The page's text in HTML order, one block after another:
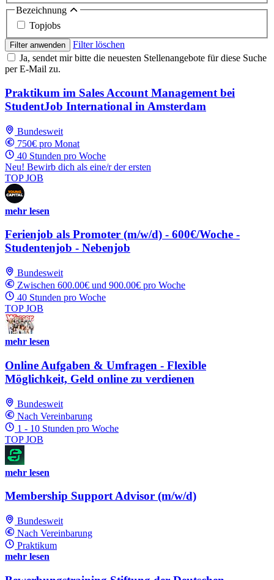
Bezeichnung
Topjobs
Filter anwenden
Filter löschen
Ja, sendet mir bitte die neuesten Stellenangebote für diese Suche
per E-Mail zu.
Praktikum im Sales Account Management bei
StudentJob International in Amsterdam
Bundesweit
750€ pro Monat
40 Stunden pro Woche
Neu! Bewirb dich als eine/r der ersten
TOP JOB
mehr lesen
Ferienjob als Promoter (m/w/d) - 600€/Woche -
Studentenjob - Nebenjob
Bundesweit
Zwischen 600.00€ und 900.00€ pro Woche
40 Stunden pro Woche
TOP JOB
mehr lesen
Online Aufgaben & Umfragen - Flexible
Möglichkeit, Geld online zu verdienen
Bundesweit
Nach Vereinbarung
1 - 10 Stunden pro Woche
TOP JOB
mehr lesen
Membership Support Advisor (m/w/d)
Bundesweit
Nach Vereinbarung
Praktikum
mehr lesen